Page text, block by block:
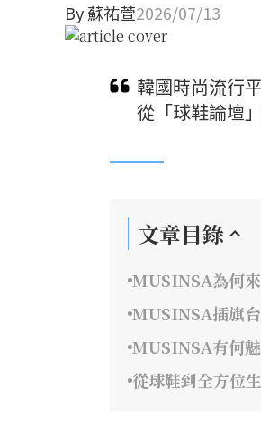
By蘇祐萱2026/07/13
韓國時尚流行
從「球鞋論壇
文章目錄
MUSINSA為何
MUSINSA插旗
MUSINSA有何
從球鞋到全方位